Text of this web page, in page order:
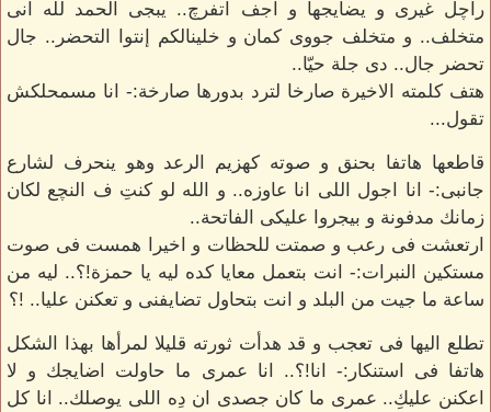
راچل غيرى و يضايجها و اجف اتفرچ.. يبجى الحمد لله انى
متخلف.. و متخلف جووى كمان و خلينالكم إنتوا التحضر.. جال
تحضر جال.. دى جلة حيّا..
هتف كلمته الاخيرة صارخا لترد بدورها صارخة:- انا مسمحلكش
تقول...
قاطعها هاتفا بحنق و صوته كهزيم الرعد وهو ينحرف لشارع
جانبى:- انا اجول اللى انا عاوزه.. و الله لو كنتِ ف النچع لكان
زمانك مدفونة و بيجروا عليكى الفاتحة..
ارتعشت فى رعب و صمتت للحظات و اخيرا همست فى صوت
مستكين النبرات:- انت بتعمل معايا كده ليه يا حمزة!؟.. ليه من
ساعة ما جيت من البلد و انت بتحاول تضايفنى و تعكنن عليا.. !؟
تطلع اليها فى تعجب و قد هدأت ثورته قليلا لمرأها بهذا الشكل
هاتفا فى استنكار:- انا!؟.. انا عمرى ما حاولت اضايجك و لا
اعكنن عليكِ.. عمرى ما كان جصدى ان دِه اللى يوصلك.. انا كل